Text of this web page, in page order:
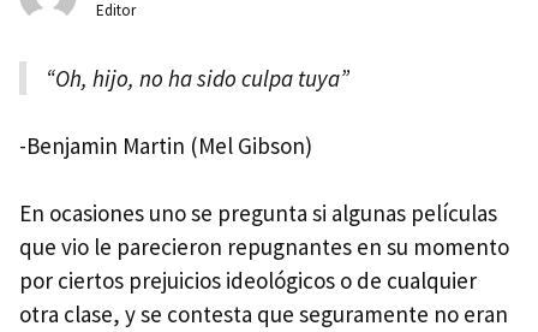
Editor
“Oh, hijo, no ha sido culpa tuya”
-Benjamin Martin (Mel Gibson)
En ocasiones uno se pregunta si algunas películas
que vio le parecieron repugnantes en su momento
por ciertos prejuicios ideológicos o de cualquier
otra clase, y se contesta que seguramente no eran